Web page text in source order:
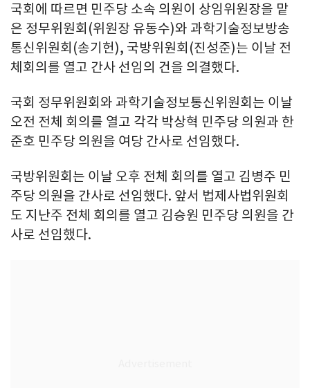
국회에 따르면 민주당 소속 의원이 상임위원장을 맡
은 정무위원회(위원장 유동수)와 과학기술정보방송
통신위원회(송기헌), 국방위원회(진성준)는 이날 전
체회의를 열고 간사 선임의 건을 의결했다.
국회 정무위원회와 과학기술정보통신위원회는 이날
오전 전체 회의를 열고 각각 박상혁 민주당 의원과 한
준호 민주당 의원을 여당 간사로 선임했다.
국방위원회는 이날 오후 전체 회의를 열고 김병주 민
주당 의원을 간사로 선임했다. 앞서 법제사법위원회
도 지난주 전체 회의를 열고 김승원 민주당 의원을 간
사로 선임했다.